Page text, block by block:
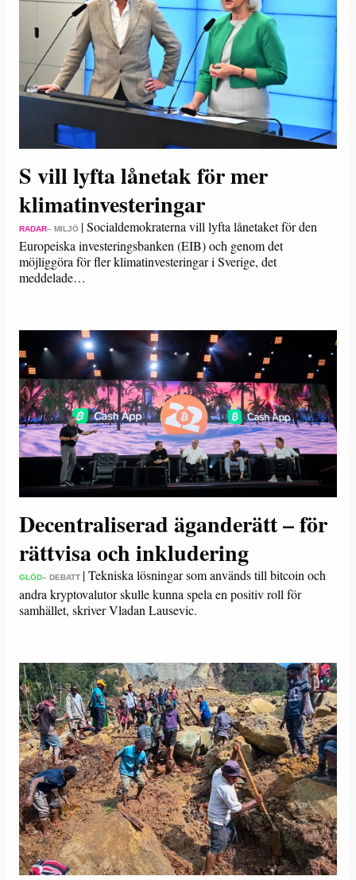
S vill lyfta lånetak för mer
klimatinvesteringar
RADAR– MILJÖ |Socialdemokraterna vill lyfta lånetaket för den
Europeiska investeringsbanken (EIB) och genom det
möjliggöra för fler klimatinvesteringar i Sverige, det
meddelade…
Decentraliserad äganderätt – för
rättvisa och inkludering
GLÖD– DEBATT |Tekniska lösningar som används till bitcoin och
andra kryptovalutor skulle kunna spela en positiv roll för
samhället, skriver Vladan Lausevic.